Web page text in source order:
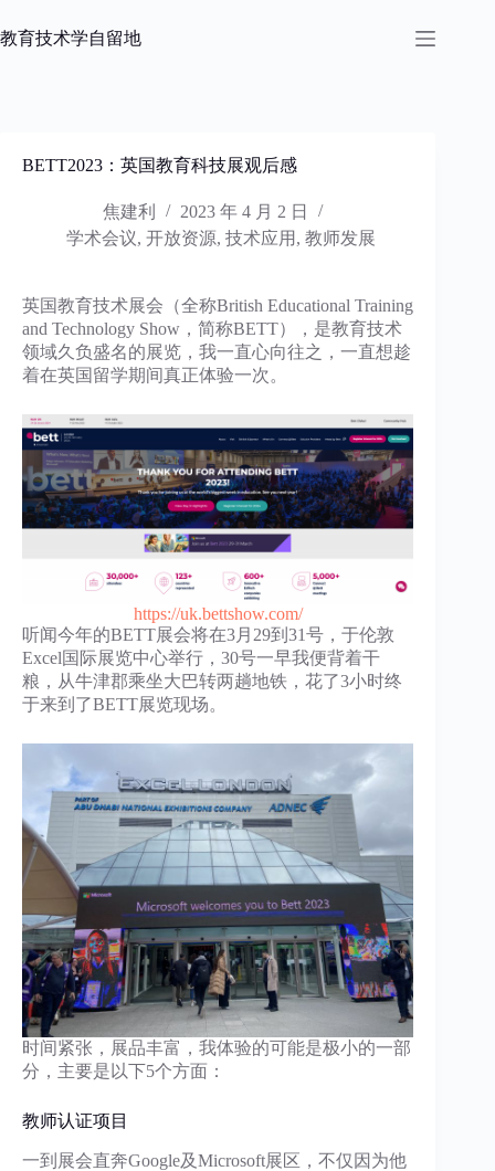
过
教育技术学自留地
BETT2023：英国教育科技展观后感
焦建利
2023 年 4 月 2 日
学术会议, 开放资源, 技术应用 , 教师发展
英国教育技术展会（全称British Educational Training
and Technology Show，简称BETT），是教育技术
领域久负盛名的展览，我一直心向往之，一直想趁
着在英国留学期间真正体验一次。
https://uk.bettshow.com/
听闻今年的BETT展会将在3月29到31号，于伦敦
Excel国际展览中心举行，30号一早我便背着干
粮，从牛津郡乘坐大巴转两趟地铁，花了3小时终
于来到了BETT展览现场。
时间紧张，展品丰富，我体验的可能是极小的一部
分，主要是以下5个方面：
教师认证项目
一到展会直奔Google及Microsoft展区，不仅因为他